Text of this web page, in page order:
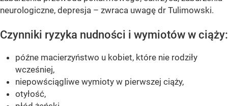
neurologiczne, depresja – zwraca uwagę dr Tulimowski.
Czynniki ryzyka nudności i wymiotów w ciąży:
późne macierzyństwo u kobiet, które nie rodziły
wcześniej,
niepowściągliwe wymioty w pierwszej ciąży,
otyłość,